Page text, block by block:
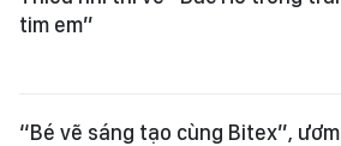
tim em”
“Bé vẽ sáng tạo cùng Bitex”, ươm